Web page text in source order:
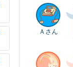
Ａさん